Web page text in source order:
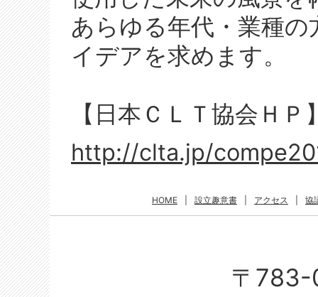
あらゆる年代・業種
イデアを求めます。
【日本ＣＬＴ協会ＨＰ
http://clta.jp/
HOME 設立趣意書 アクセス 協
〒